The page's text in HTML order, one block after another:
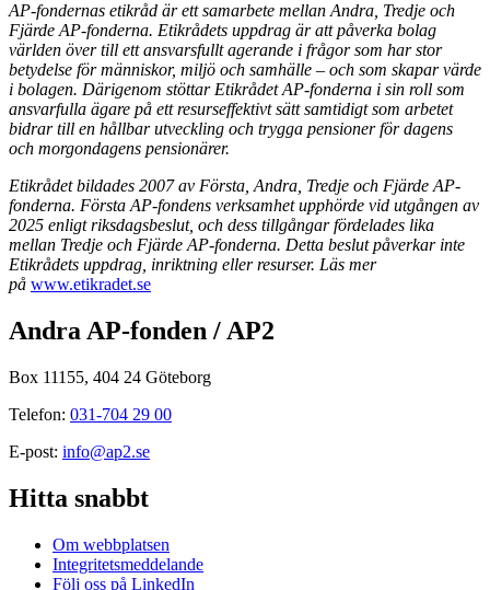
AP-fondernas etikråd är ett samarbete mellan Andra, Tredje och
Fjärde AP-fonderna. Etikrådets uppdrag är att påverka bolag
världen över till ett ansvarsfullt agerande i frågor som har stor
betydelse för människor, miljö och samhälle – och som skapar värde
i bolagen. Därigenom stöttar Etikrådet AP-fonderna i sin roll som
ansvarfulla ägare på ett resurseffektivt sätt samtidigt som arbetet
bidrar till en hållbar utveckling och trygga pensioner för dagens
och morgondagens pensionärer.
Etikrådet bildades 2007 av Första, Andra, Tredje och Fjärde AP-
fonderna. Första AP-fondens verksamhet upphörde vid utgången av
2025 enligt riksdagsbeslut, och dess tillgångar fördelades lika
mellan Tredje och Fjärde AP-fonderna. Detta beslut påverkar inte
Etikrådets uppdrag, inriktning eller resurser. Läs mer
på www.etikradet.se
Andra AP-fonden / AP2
Box 11155, 404 24 Göteborg
Telefon: 031-704 29 00
E-post: info@ap2.se
Hitta snabbt
Om webbplatsen
Integritetsmeddelande
Följ oss på LinkedIn